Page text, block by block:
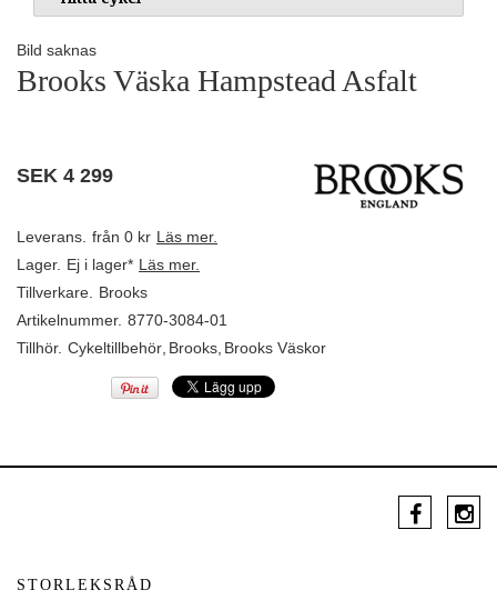
Bild saknas
Brooks Väska Hampstead Asfalt
SEK 4 299
Leverans. från 0 kr Läs mer.
Lager. Ej i lager* Läs mer.
Tillverkare.
Brooks
Artikelnummer. 8770-3084-01
Tillhör. Cykeltillbehör Brooks Brooks Väskor
STORLEKSRÅD